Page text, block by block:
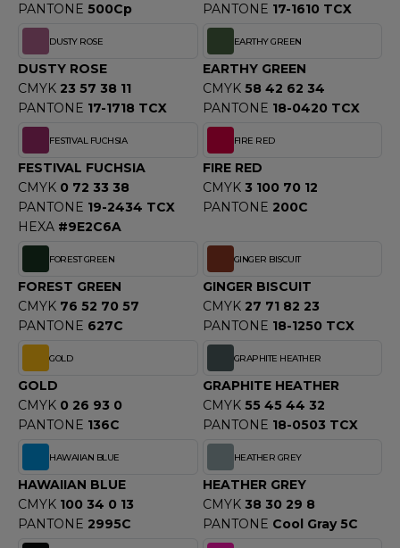
MILL
PANTONE 500Cp
PANTONE 17-1610 TCX
DUSTY ROSE
DUSTY ROSE
CMYK 23 57 38 11
PANTONE 17-1718 TCX
EARTHY GREEN
EARTHY GREEN
CMYK 58 42 62 34
PANTONE 18-0420 TCX
FESTIVAL FUCHSIA
FESTIVAL FUCHSIA
CMYK 0 72 33 38
PANTONE 19-2434 TCX
HEXA #9E2C6A
FIRE RED
FIRE RED
CMYK 3 100 70 12
PANTONE 200C
FOREST GREEN
FOREST GREEN
CMYK 76 52 70 57
PANTONE 627C
GINGER BISCUIT
GINGER BISCUIT
CMYK 27 71 82 23
PANTONE 18-1250 TCX
GOLD
GOLD
CMYK 0 26 93 0
PANTONE 136C
GRAPHITE HEATHER
GRAPHITE HEATHER
CMYK 55 45 44 32
PANTONE 18-0503 TCX
HAWAIIAN BLUE
HAWAIIAN BLUE
CMYK 100 34 0 13
PANTONE 2995C
HEATHER GREY
HEATHER GREY
CMYK 38 30 29 8
PANTONE Cool Gray 5C